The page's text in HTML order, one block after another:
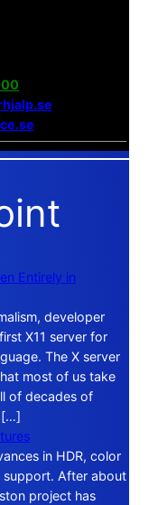
00
Entirely in
developer
X11 server for
The X server
most of us take
of decades of
[…]
in HDR, color
support. After about
project has